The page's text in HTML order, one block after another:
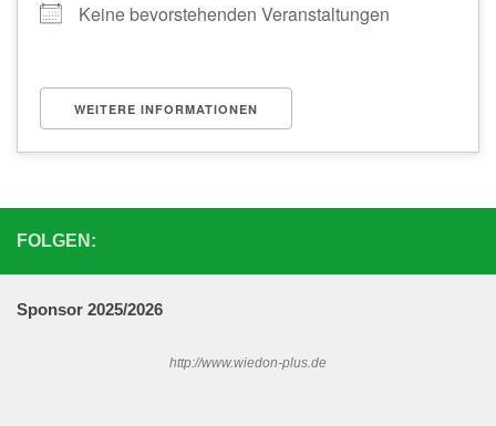
Keine bevorstehenden Veranstaltungen
WEITERE INFORMATIONEN
FOLGEN:
Sponsor 2025/2026
http://www.wiedon-plus.de